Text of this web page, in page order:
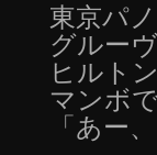
東京パ
グルー
ヒルト
マンボ
「あー